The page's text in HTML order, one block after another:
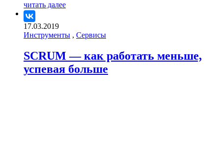
читать далее
17.03.2019
Инструменты , Сервисы
SCRUM — как работать меньше,
успевая больше